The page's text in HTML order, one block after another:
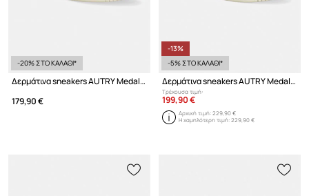
-20% ΣΤΟ ΚΑΛΑΘΙ*
Δερμάτινα sneakers AUTRY Medalist Low
179,90 €
-13%
-5% ΣΤΟ ΚΑΛΑΘΙ*
Δερμάτινα sneakers AUTRY Medalist Low
Τρέχουσα τιμή:
199,90 €
Αρχική τιμή:229,90 €
Η χαμηλότερη τιμή:229,90 €